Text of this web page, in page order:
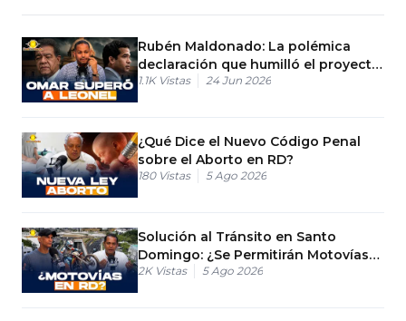
DEBERES”
Rubén Maldonado: La polémica
declaración que humilló el proyecto
de Omar
1.1K Vistas 24 Jun 2026
¿Qué Dice el Nuevo Código Penal
sobre el Aborto en RD?
180 Vistas 5 Ago 2026
Solución al Tránsito en Santo
Domingo: ¿Se Permitirán Motovías
en RD?
2K Vistas 5 Ago 2026